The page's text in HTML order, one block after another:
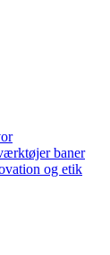
baner
og etik